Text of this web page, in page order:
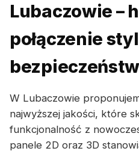
Lubaczowie –
połączenie
W Lubaczowie
najwyższej jakości, które
funkcjonalność z
panele 2D oraz 3D